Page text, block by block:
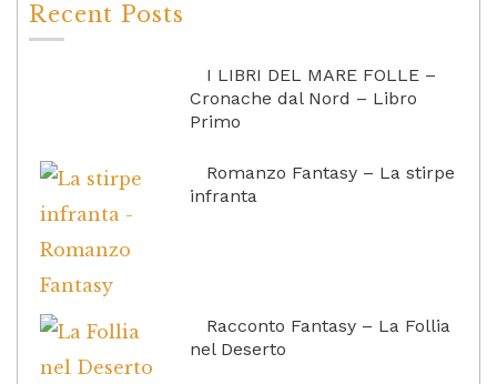
Recent Posts
I LIBRI DEL MARE FOLLE –
Cronache dal Nord – Libro
Primo
Romanzo Fantasy – La stirpe
infranta
Racconto Fantasy – La Follia
nel Deserto